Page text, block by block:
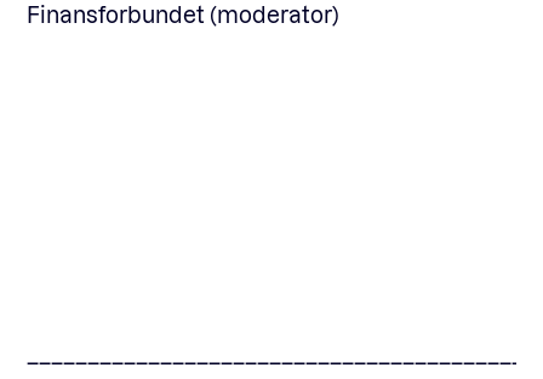
Finansforbundet (moderator)